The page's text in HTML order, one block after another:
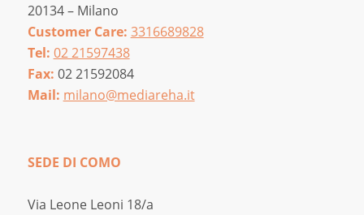
20134 – Milano
Customer Care: 3316689828
Tel: 02 21597438
Fax: 02 21592084
Mail: milano@mediareha.it
SEDE DI COMO
Via Leone Leoni 18/a